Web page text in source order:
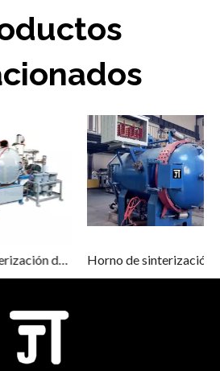
Horno de sinterización de vacío Horno de sinterización a presión